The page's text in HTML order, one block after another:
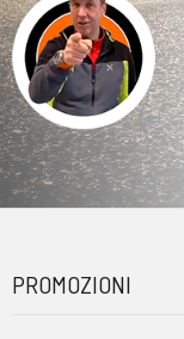
PROMOZIONI